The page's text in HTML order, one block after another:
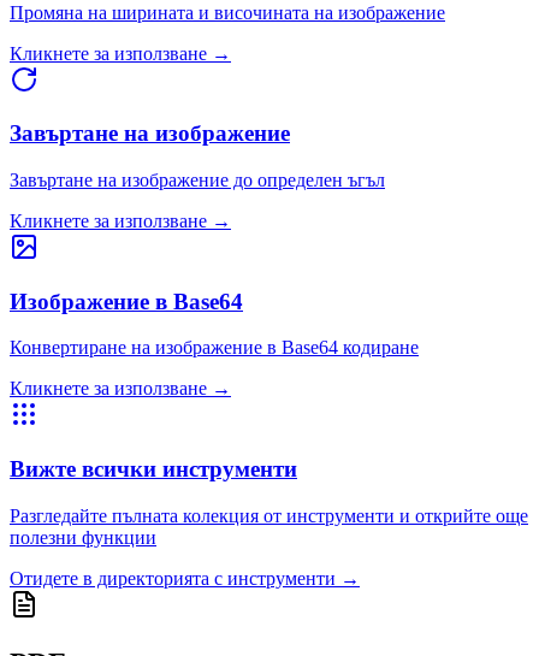
Промяна на ширината и височината на изображение
Кликнете за използване →
Завъртане на изображение
Завъртане на изображение до определен ъгъл
Кликнете за използване →
Изображение в Base64
Конвертиране на изображение в Base64 кодиране
Кликнете за използване →
Вижте всички инструменти
Разгледайте пълната колекция от инструменти и открийте още
полезни функции
Отидете в директорията с инструменти →